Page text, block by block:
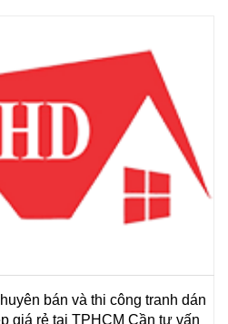
bán và thi công tranh dán
giá rẻ tại TPHCM Cần tư vấn